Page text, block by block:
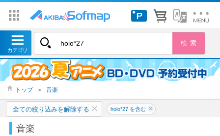
トップ ＞ 音楽
全ての絞り込みを解除する holo*27 を含む
音楽